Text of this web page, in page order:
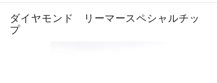
ダイヤモンド リーマースペシャルチッ
プ